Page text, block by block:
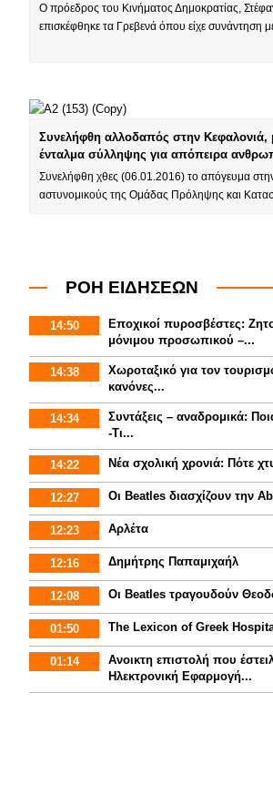
Ο πρόεδρος του Κινήματος Δημοκρατίας,
επισκέφθηκε τα Γρεβενά όπου είχε συνάντηση
Συνελήφθη αλλοδαπός στην Κεφαλονιά,
ένταλμα σύλληψης για απόπειρα
Συνελήφθη χθες (06.01.2016) το απόγευμα
αστυνομικούς της Ομάδας Πρόληψης και
ΡΟΗ ΕΙΔΗΣΕΩΝ
14:50
Εποχικοί πυροσβέστες:
μόνιμου προσωπικού –...
14:38
Χωροταξικό για τον
κανόνες...
14:34
Συντάξεις – αναδρομικά:
-Τι...
14:22 Νέα σχολική χρονιά: Πότε
12:27 Οι Beatles διασχίζουν την
12:23 Αρλέτα
12:16 Δημήτρης Παπαμιχαήλ
12:08 Οι Beatles τραγουδούν
01:50 The Lexicon of Greek
01:14
Aνοικτη επιστολή που
Ηλεκτρονική Εφαρμογή...